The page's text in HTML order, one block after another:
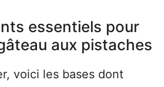
essentiels pour
aux pistaches
voici les bases dont